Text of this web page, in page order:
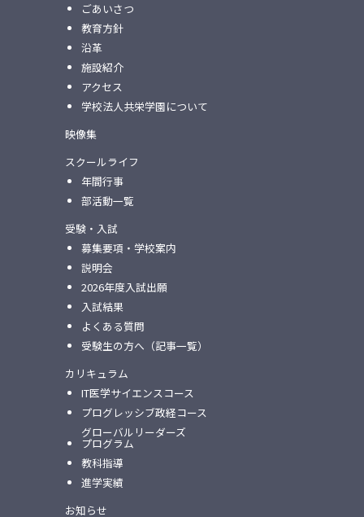
ごあいさつ
教育方針
沿革
施設紹介
アクセス
学校法人共栄学園について
映像集
スクールライフ
年間行事
部活動一覧
受験・入試
募集要項・学校案内
説明会
2026年度入試出願
入試結果
よくある質問
受験生の方へ（記事一覧）
カリキュラム
IT医学サイエンスコース
プログレッシブ政経コース
グローバルリーダーズ
プログラム
教科指導
進学実績
お知らせ